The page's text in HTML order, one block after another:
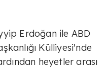
Erdoğan ile ABD
Külliyesi'nde
heyetler arası